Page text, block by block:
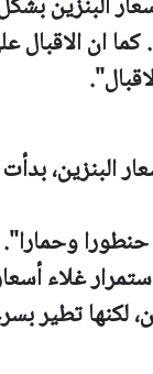
ان الاقبال
البنزين،
وحمارا".
غلاء أسعار
الرياضية بـ500 شيقل